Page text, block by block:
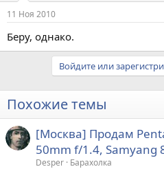
11 Ноя 2010
Беру, однако.
Войдите или
Похожие темы
[Москва] Продам
50mm f/1.4, Samyang
Desper Барахолка